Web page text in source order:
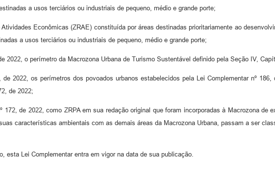
a usos terciários ou industriais de pequeno, médio e grande porte;
Atividades Econômicas (ZRAE) constituída por áreas destinadas prioritariamente ao
a usos terciários ou industriais de pequeno, médio e grande porte;
2022, o perímetro da Macrozona Urbana de Turismo Sustentável definido pela Seção IV,
2022, os perímetros dos povoados urbanos estabelecidos pela Lei Complementar nº
de 2022;
de 2022, como ZRPA em sua redação original que foram incorporadas à Macrozona de
características ambientais com as demais áreas da Macrozona Urbana, passam a ser
esta Lei Complementar entra em vigor na data de sua publicação.